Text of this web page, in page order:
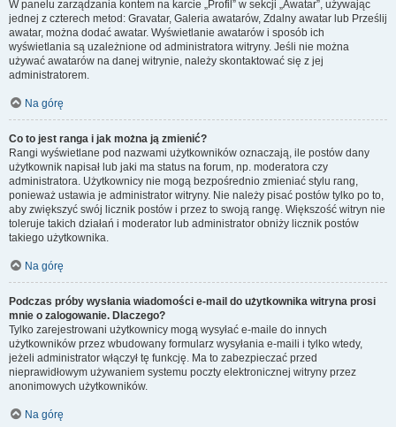
W panelu zarządzania kontem na karcie „Profil” w sekcji „Awatar”, używając
jednej z czterech metod: Gravatar, Galeria awatarów, Zdalny awatar lub Prześlij
awatar, można dodać awatar. Wyświetlanie awatarów i sposób ich
wyświetlania są uzależnione od administratora witryny. Jeśli nie można
używać awatarów na danej witrynie, należy skontaktować się z jej
administratorem.
Na górę
Co to jest ranga i jak można ją zmienić?
Rangi wyświetlane pod nazwami użytkowników oznaczają, ile postów dany
użytkownik napisał lub jaki ma status na forum, np. moderatora czy
administratora. Użytkownicy nie mogą bezpośrednio zmieniać stylu rang,
ponieważ ustawia je administrator witryny. Nie należy pisać postów tylko po to,
aby zwiększyć swój licznik postów i przez to swoją rangę. Większość witryn nie
toleruje takich działań i moderator lub administrator obniży licznik postów
takiego użytkownika.
Na górę
Podczas próby wysłania wiadomości e-mail do użytkownika witryna prosi
mnie o zalogowanie. Dlaczego?
Tylko zarejestrowani użytkownicy mogą wysyłać e-maile do innych
użytkowników przez wbudowany formularz wysyłania e-maili i tylko wtedy,
jeżeli administrator włączył tę funkcję. Ma to zabezpieczać przed
nieprawidłowym używaniem systemu poczty elektronicznej witryny przez
anonimowych użytkowników.
Na górę